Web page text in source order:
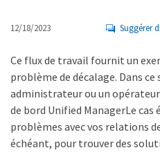
12/18/2023 Suggérer
Ce flux de travail fournit un
problème de décalage. Dans ce
administrateur ou un opérateur
de bord Unified ManagerLe cas
problèmes avec vos relations
échéant, pour trouver des